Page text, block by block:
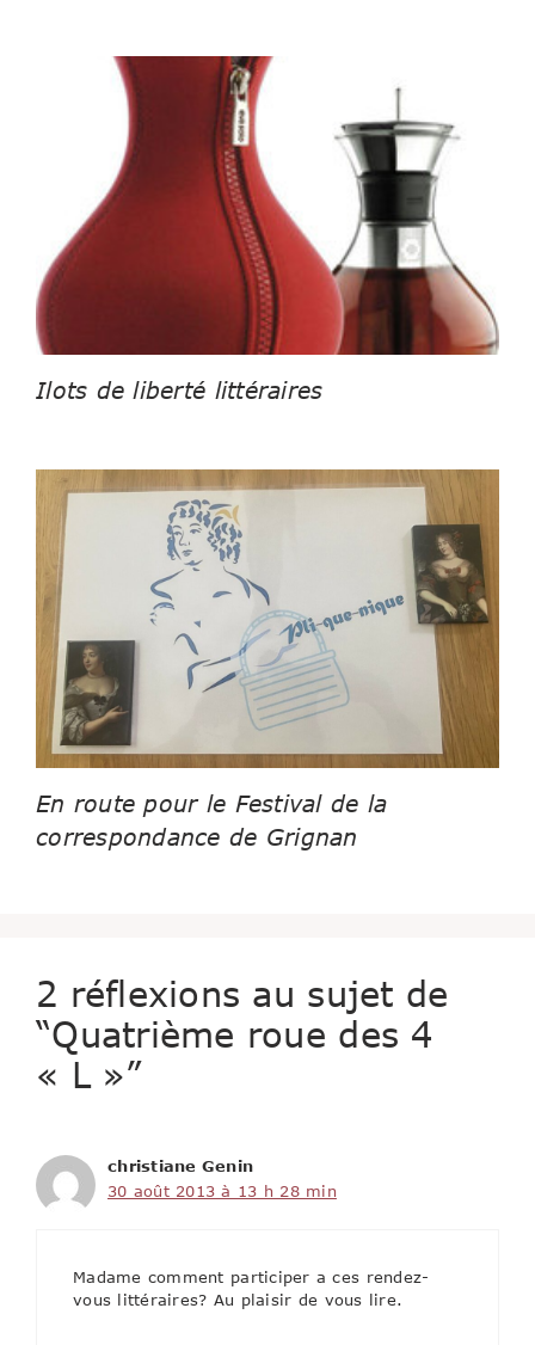
Ilots de liberté littéraires
En route pour le Festival de la
correspondance de Grignan
2 réflexions au sujet de
“Quatrième roue des 4
« L »”
christiane Genin
30 août 2013 à 13 h 28 min
Madame comment participer a ces rendez-
vous littéraires? Au plaisir de vous lire.